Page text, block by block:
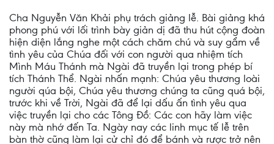
Cha Nguyễn Văn Khải phụ trách giảng lễ. Bài giảng khá
phong phú với lối trình bày giản dị đã thu hút cộng đoàn
hiện diện lắng nghe một cách chăm chú và suy gẩm về
tình yêu của Chúa đối với con người qua nhiệm tích
Mình Máu Thánh mà Ngài đã truyền lại trong phép bí
tích Thánh Thể. Ngài nhấn mạnh: Chúa yêu thương loài
người qúa bội, Chúa yêu thương chúng ta cũng quá bội,
trước khi về Trời, Ngài đã để lại dấu ấn tình yêu qua
việc truyền lại cho các Tông Đồ: Các con hãy làm việc
này mà nhớ đến Ta. Ngày nay các linh mục tế lễ trên
bàn thờ cũng làm lại cử chỉ đó để bánh và rược trở nên